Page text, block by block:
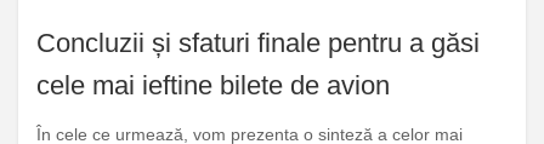
Concluzii și sfaturi finale pentru a găsi
cele mai ieftine bilete de avion
În cele ce urmează, vom prezenta o sinteză a celor mai